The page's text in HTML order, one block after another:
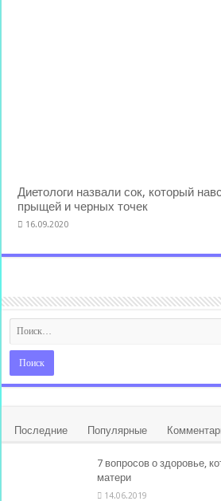
Диетологи назвали сок, который
прыщей и черных точек
16.09.2020
Последние Популярные
7 вопросов о здоровье,
матери
14.06.2019